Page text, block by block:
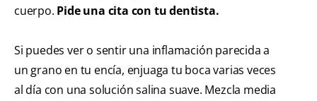
cuerpo. Pide una cita con tu dentista.
Si puedes ver o sentir una inflamación parecida a
un grano en tu encía, enjuaga tu boca varias veces
al día con una solución salina suave. Mezcla media